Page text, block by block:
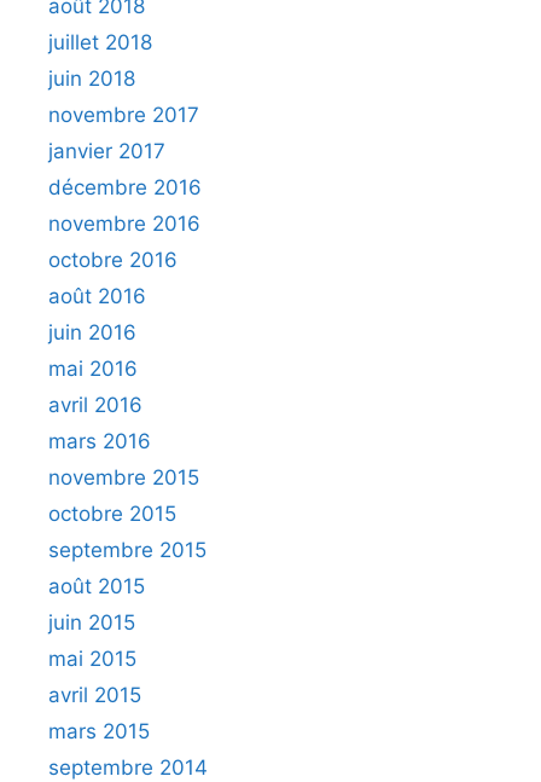
août 2018
juillet 2018
juin 2018
novembre 2017
janvier 2017
décembre 2016
novembre 2016
octobre 2016
août 2016
juin 2016
mai 2016
avril 2016
mars 2016
novembre 2015
octobre 2015
septembre 2015
août 2015
juin 2015
mai 2015
avril 2015
mars 2015
septembre 2014